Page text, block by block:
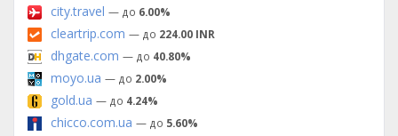
city.travel — до 6.00%
cleartrip.com — до 224.00 INR
dhgate.com — до 40.80%
moyo.ua — до 2.00%
gold.ua — до 4.24%
chicco.com.ua — до 5.60%